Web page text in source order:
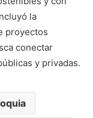
la
proyectos
conectar
y privadas.